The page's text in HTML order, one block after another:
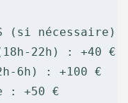
(si nécessaire)
22h) : +40 €
6h) : +100 €
: +50 €